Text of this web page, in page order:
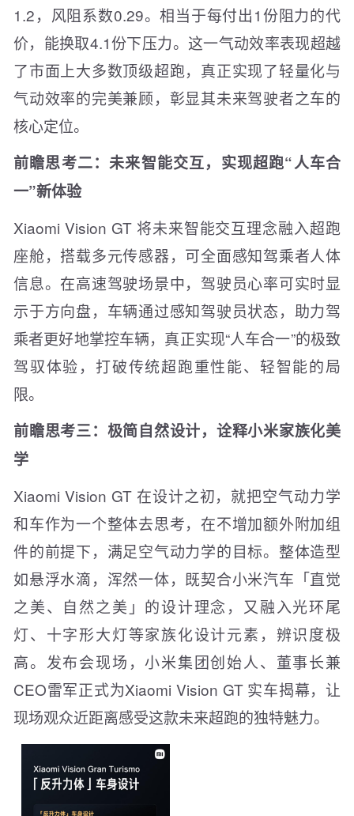
1.2，风阻系数0.29。相当于每付出1份阻力的代
价，能换取4.1份下压力。这一气动效率表现超越
了市面上大多数顶级超跑，真正实现了轻量化与
气动效率的完美兼顾，彰显其未来驾驶者之车的
核心定位。
前瞻思考二：未来智能交互，实现超跑“人车合
一”新体验
Xiaomi Vision GT 将未来智能交互理念融入超跑
座舱，搭载多元传感器，可全面感知驾乘者人体
信息。在高速驾驶场景中，驾驶员心率可实时显
示于方向盘，车辆通过感知驾驶员状态，助力驾
乘者更好地掌控车辆，真正实现“人车合一”的极致
驾驭体验，打破传统超跑重性能、轻智能的局
限。
前瞻思考三：极简自然设计，诠释小米家族化美
学
Xiaomi Vision GT 在设计之初，就把空气动力学
和车作为一个整体去思考，在不增加额外附加组
件的前提下，满足空气动力学的目标。整体造型
如悬浮水滴，浑然一体，既契合小米汽车「直觉
之美、自然之美」的设计理念，又融入光环尾
灯、十字形大灯等家族化设计元素，辨识度极
高。发布会现场，小米集团创始人、董事长兼
CEO雷军正式为Xiaomi Vision GT 实车揭幕，让
现场观众近距离感受这款未来超跑的独特魅力。